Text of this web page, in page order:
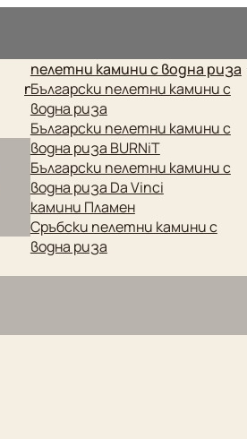
пелетни камини с водна риза
Български пелетни камини с
водна риза
Български пелетни камини с
водна риза BURNiT
Български пелетни камини с
водна риза Da Vinci
камини Пламен
Сръбски пелетни камини с
водна риза
пелетни котлиготварски печки